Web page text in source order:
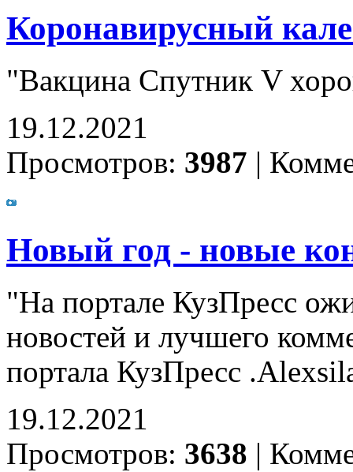
Коронавирусный
"Вакцина Спутник V
19.12.2021
Просмотров: 3987 |
Новый год - новые
"На портале КузПресс
новостей и лучшего
портала КузПресс
19.12.2021
Просмотров: 3638 |